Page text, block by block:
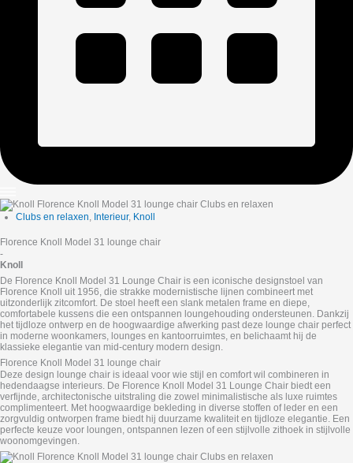
Clubs en relaxen, Interieur, Knoll
Florence Knoll Model 31 lounge chair
-
Knoll
De Florence Knoll Model 31 Lounge Chair is een iconische designstoel van
Florence Knoll uit 1956, die strakke modernistische lijnen combineert met
uitzonderlijk zitcomfort. De stoel heeft een slank metalen frame en diepe,
comfortabele kussens die een ontspannen loungehouding ondersteunen. Dankzij
het tijdloze ontwerp en de hoogwaardige afwerking past deze lounge chair perfect
in moderne woonkamers, lounges en kantoorruimtes, en belichaamt hij de
klassieke elegantie van mid‑century modern design.
Florence Knoll Model 31 lounge chair
Deze design lounge chair is ideaal voor wie stijl en comfort wil combineren in
hedendaagse interieurs. De Florence Knoll Model 31 Lounge Chair biedt een
verfijnde, architectonische uitstraling die zowel minimalistische als luxe ruimtes
complimenteert. Met hoogwaardige bekleding in diverse stoffen of leder en een
zorgvuldig ontworpen frame biedt hij duurzame kwaliteit en tijdloze elegantie. Een
perfecte keuze voor loungen, ontspannen lezen of een stijlvolle zithoek in stijlvolle
woonomgevingen.